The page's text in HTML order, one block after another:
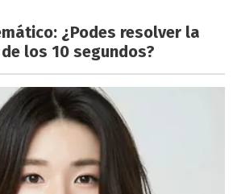
¿Podes resolver la
los 10 segundos?